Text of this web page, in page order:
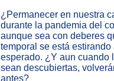
¿Permanecer en nuestra
durante la pandemia del
aunque sea con deberes
temporal se está
esperado. ¿Y aun cuando
sean descubiertas,
antes?